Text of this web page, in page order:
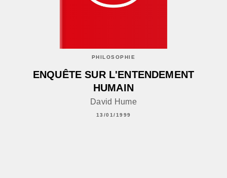
PHILOSOPHIE
ENQUÊTE SUR L'ENTENDEMENT
HUMAIN
David Hume
13/01/1999